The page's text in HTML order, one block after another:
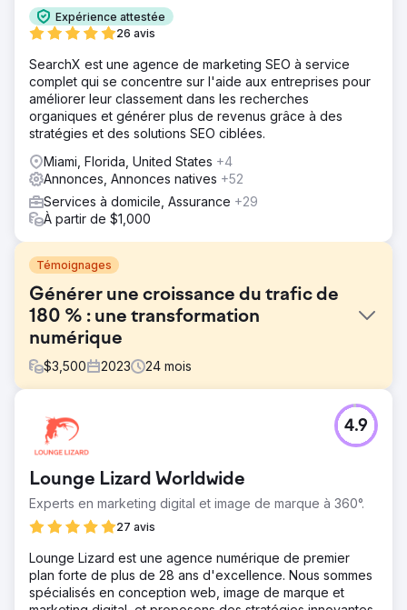
Expérience attestée
26 avis
SearchX est une agence de marketing SEO à service
complet qui se concentre sur l'aide aux entreprises pour
améliorer leur classement dans les recherches
organiques et générer plus de revenus grâce à des
stratégies et des solutions SEO ciblées.
Miami, Florida, United States +4
Annonces, Annonces natives +52
Services à domicile, Assurance +29
À partir de $1,000
Témoignages
Générer une croissance du trafic de
180 % : une transformation
numérique
$3,500 2023 24 mois
Ce projet visait à améliorer la présence numérique d'un
atelier de carrosserie à Pompano Beach, en Floride, en
référencement stratégique et des campagnes PPC
ciblées. Les principaux objectifs étaient de créer un site
Web professionnel et convivial, d'améliorer la visibilité de
la recherche organique et de générer des prospects
cohérents et qualifiés grâce à la publicité payante.
Solution
Conception Web : Création d'un site Web réactif et
Lounge Lizard Worldwide
Experts en marketing digital et image de marque à 360°.
27 avis
4.9
Lounge Lizard est une agence numérique de premier
plan forte de plus de 28 ans d'excellence. Nous sommes
spécialisés en conception web, image de marque et